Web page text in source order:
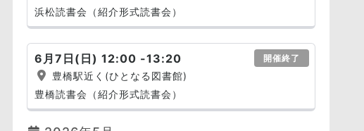
浜松読書会（紹介形式読書会）
6月7日(日) 12:00 -13:20 開催終了
豊橋駅近く(ひとなる図書館)
豊橋読書会（紹介形式読書会）